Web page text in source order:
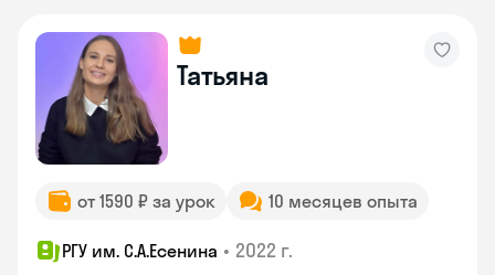
Татьяна
от 1590 ₽ за урок 10 месяцев опыта
РГУ им. С.А.Есенина • 2022 г.